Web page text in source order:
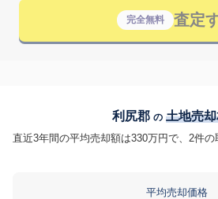
完全無料 査定
利尻郡 の 土地売
直近3年間の平均売却額は330万円で、2件の
平均売却価格